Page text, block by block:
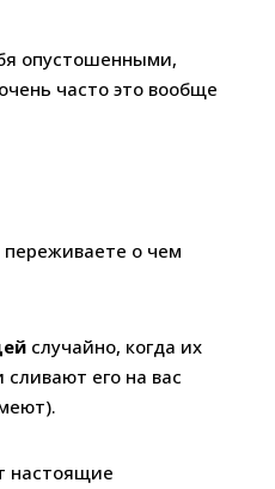
опустошенными,
часто это вообще
переживаете о чем
случайно, когда их
его на вас
настоящие